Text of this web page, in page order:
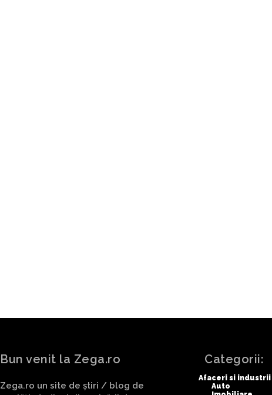
Bun venit la Zega.ro
Zega.ro un site de știri / blog de
Categorii:
Afaceri si industrii
Auto